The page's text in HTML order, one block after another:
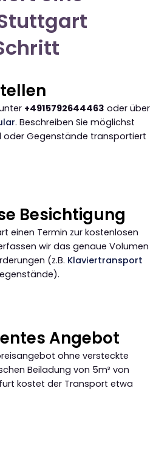
+4915792644463 oder über
. Beschreiben Sie möglichst
oder Gegenstände transportiert
Besichtigung
einen Termin zur kostenlosen
wir das genaue Volumen
(z.B. Klaviertransport
Angebot
ohne versteckte
Beiladung von 5m³ von
kostet der Transport etwa